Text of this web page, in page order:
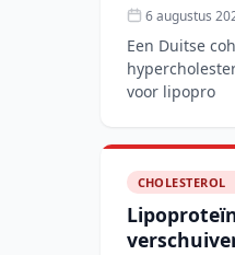
6 augustus
Een Duitse
voor lipopro
CHOLESTEROL